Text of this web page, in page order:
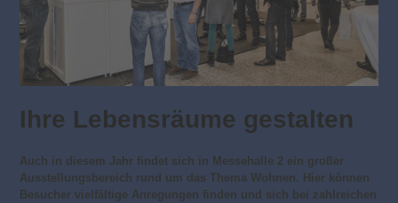
Ihre Lebensräume gestalten
Auch in diesem Jahr findet sich in Messehalle 2 ein großer
Ausstellungsbereich rund um das Thema Wohnen. Hier können
Besucher vielfältige Anregungen finden und sich bei zahlreichen